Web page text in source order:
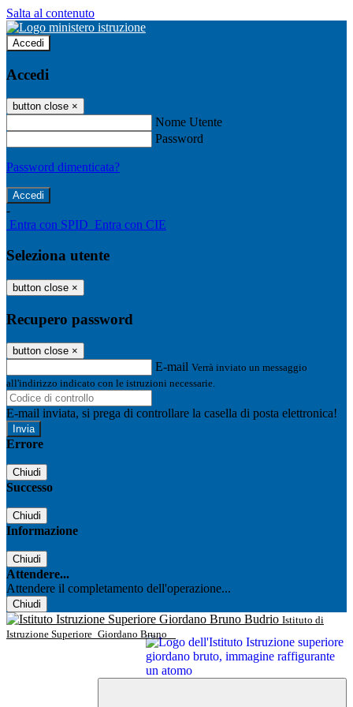
Salta al contenuto
Accedi
Accedi
button close ×
Nome Utente
Password
Password dimenticata?
-
Entra con SPID Entra con CIE
Seleziona utente
button close ×
Recupero password
button close ×
E-mail Verrà inviato un messaggio
all'indirizzo indicato con le istruzioni necessarie.
E-mail inviata, si prega di controllare la casella di posta elettronica!
Errore
Chiudi
Successo
Chiudi
Informazione
Chiudi
Attendere...
Attendere il completamento dell'operazione...
Chiudi
Istituto di
Istruzione Superiore Giordano Bruno